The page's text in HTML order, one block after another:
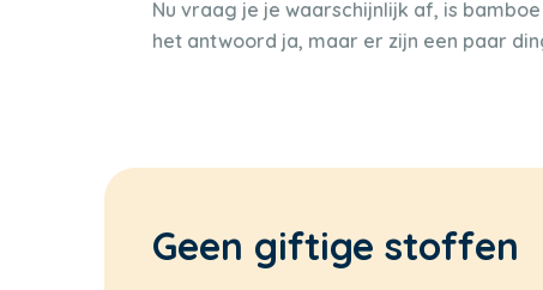
Nu vraag je je waarschijnlijk af, is
het antwoord ja, maar er zijn een paar
Geen giftige stoffen